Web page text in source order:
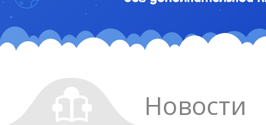
Новости